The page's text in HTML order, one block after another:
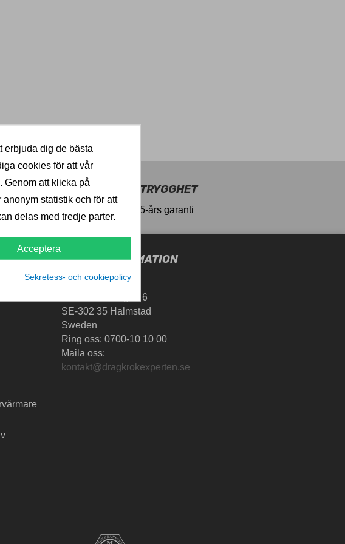
TRYGGHET
5-års garanti
BUTIKSINFORMATION
DragkrokExperten
Svartalundsvägen 6
SE-302 35 Halmstad
Sweden
Ring oss: 0700-10 10 00
Maila oss:
kontakt@dragkrokexperten.se
erbjuda dig de bästa
cookies för att vår
Genom att klicka på
statistik och för att
delas med tredje parter.
Acceptera
Sekretess- och cookiepolicy